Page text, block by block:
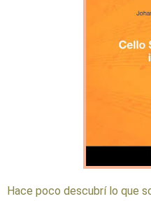
Hace poco descubrí lo que